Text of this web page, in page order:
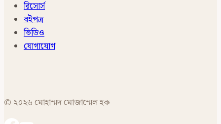
রিসোর্স
বইপত্র
ভিডিও
যোগাযোগ
© ২০২৬ মোহাম্মদ মোজাম্মেল হক